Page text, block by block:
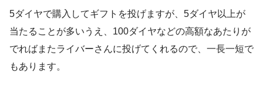
5ダイヤで購入してギフトを投げますが、5ダイヤ以上が
当たることが多いうえ、100ダイヤなどの高額なあたりが
でればまたライバーさんに投げてくれるので、一長一短で
もあります。